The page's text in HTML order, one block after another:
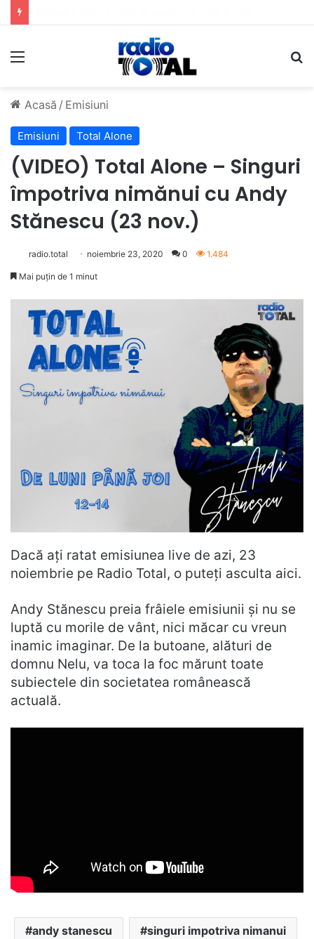
Meniu
Acasă / Emisiuni
Emisiuni Total Alone
(VIDEO) Total Alone – Singuri
împotriva nimănui cu Andy
Stănescu (23 nov.)
radio.total noiembrie 23, 2020 0 1.484
Mai puțin de 1 minut
Dacă ați ratat emisiunea live de azi, 23
noiembrie pe Radio Total, o puteți asculta aici.
Andy Stănescu preia frâiele emisiunii și nu se
luptă cu morile de vânt, nici măcar cu vreun
inamic imaginar. De la butoane, alături de
domnu Nelu, va toca la foc mărunt toate
subiectele din societatea românească
actuală.
andy stanescu singuri impotriva nimanui